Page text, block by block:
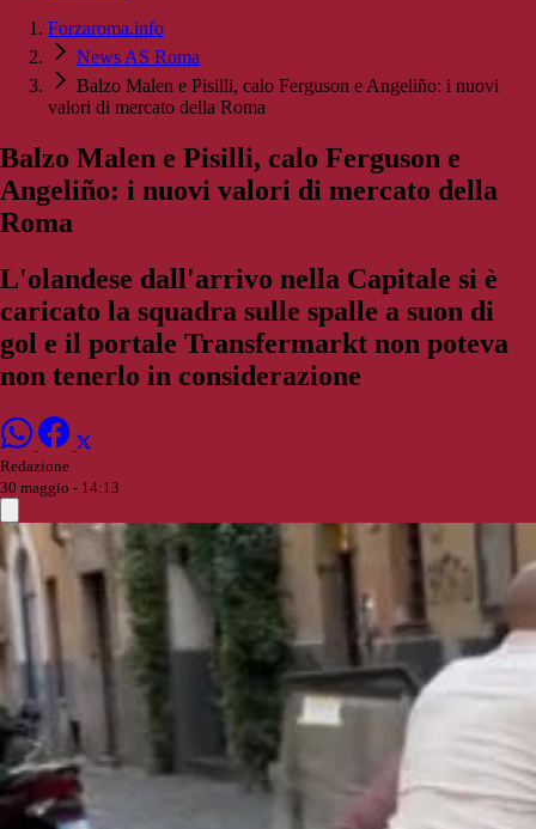
Forzaroma.info
News AS Roma
Balzo Malen e Pisilli, calo Ferguson e Angeliño: i nuovi
valori di mercato della Roma
Balzo Malen e Pisilli, calo Ferguson e
Angeliño: i nuovi valori di mercato della
Roma
L'olandese dall'arrivo nella Capitale si è
caricato la squadra sulle spalle a suon di
gol e il portale Transfermarkt non poteva
non tenerlo in considerazione
Redazione
30 maggio - 14:13